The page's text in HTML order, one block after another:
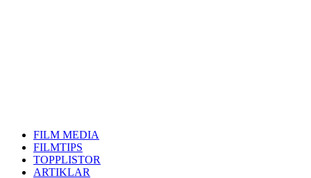
FILM MEDIA
FILMTIPS
TOPPLISTOR
ARTIKLAR